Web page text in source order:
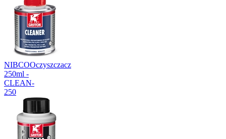
NIBCOOczyszczacz
250ml -
CLEAN-
250